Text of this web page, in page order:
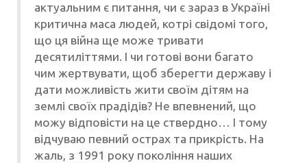
актуальним є питання, чи є зараз в Україні
критична маса людей, котрі свідомі того,
що ця війна ще може тривати
десятиліттями. І чи готові вони багато
чим жертвувати, щоб зберегти державу і
дати можливість жити своїм дітям на
землі своїх прадідів? Не впевнений, що
можу відповісти на це ствердно… І тому
відчуваю певний острах та прикрість. На
жаль, з 1991 року покоління наших